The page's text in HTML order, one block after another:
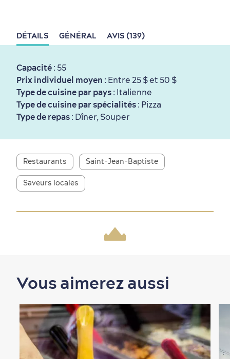
Saisons et climat
Histoire vivante
Culture animée
Nature à proximité
au petit-déjeuner
écoresponsable
DÉTAILS GÉNÉRAL AVIS (139)
Capacité : 55
Prix individuel moyen : Entre 25 $ et 50 $
Type de cuisine par pays : Italienne
Type de cuisine par spécialités : Pizza
Type de repas : Dîner, Souper
Restaurants Saint-Jean-Baptiste
Saveurs locales
Vous aimerez aussi